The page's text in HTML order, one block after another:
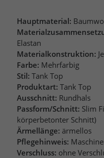
Hauptmaterial:
Elastan
Materialkonstruktion:
Farbe: Mehrfarbig
Stil: Tank Top
Produktart: Tank Top
Ausschnitt: Rundhals
Passform/Schnitt: Slim
körperbetonter Schnitt)
Ärmellänge: ärmellos
Pflegehinweis:
Verschluss: ohne